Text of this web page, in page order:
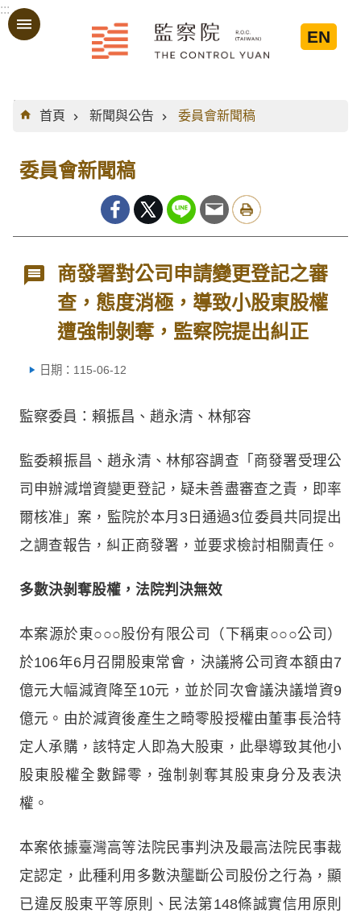
跳到主要內容區塊
:::
EN
:::
首頁
新聞與公告 委員會新聞稿
委員會新聞稿
商發署對公司申請變更登記之審
查，態度消極，導致小股東股權
遭強制剝奪，監察院提出糾正
日期：115-06-12
監察委員：賴振昌、趙永清、林郁容
監委賴振昌、趙永清、林郁容調查「商發署受理公
司申辦減增資變更登記，疑未善盡審查之責，即率
爾核准」案，監院於本月3日通過3位委員共同提出
之調查報告，糾正商發署，並要求檢討相關責任。
多數決剝奪股權，法院判決無效
本案源於東○○○股份有限公司（下稱東○○○公司）
於106年6月召開股東常會，決議將公司資本額由7
億元大幅減資降至10元，並於同次會議決議增資9
億元。由於減資後產生之畸零股授權由董事長洽特
定人承購，該特定人即為大股東，此舉導致其他小
股東股權全數歸零，強制剝奪其股東身分及表決
權。
本案依據臺灣高等法院民事判決及最高法院民事裁
定認定，此種利用多數決壟斷公司股份之行為，顯
已違反股東平等原則、民法第148條誠實信用原則